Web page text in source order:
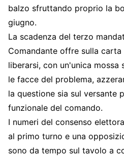
balzo sfruttando proprio la
giugno.
La scadenza del terzo
Comandante offre sulla
liberarsi, con un'unica
le facce del problema,
la questione sia sul versante
funzionale del comando.
I numeri del consenso
al primo turno e una
sono da tempo sul tavolo a